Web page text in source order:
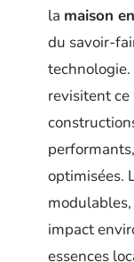
la maison
du savoir-
technologie.
revisitent
optimisées.
impact
essences